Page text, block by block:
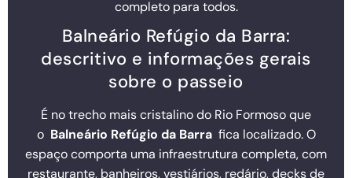
completo para todos.
Balneário Refúgio da Barra:
descritivo e informações gerais
sobre o passeio
É no trecho mais cristalino do Rio Formoso que
o Balneário Refúgio da Barrafica localizado. O
espaço comporta uma infraestrutura completa, com
restaurante, banheiros, vestiários, redário, decks de